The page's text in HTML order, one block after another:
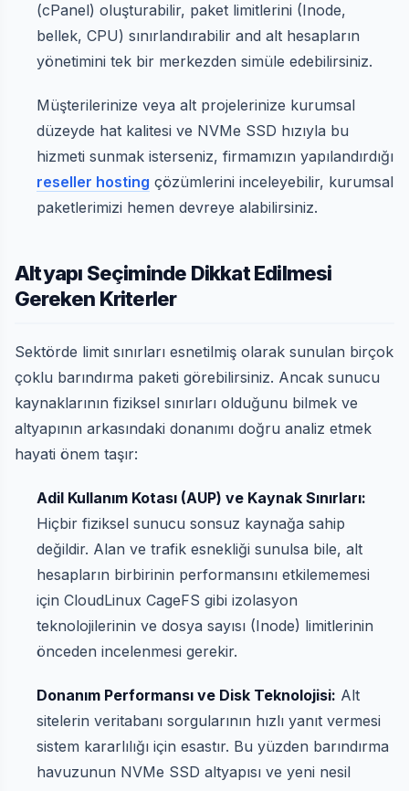
(cPanel) oluşturabilir, paket limitlerini (Inode,
bellek, CPU) sınırlandırabilir and alt hesapların
yönetimini tek bir merkezden simüle edebilirsiniz.
Müşterilerinize veya alt projelerinize kurumsal
düzeyde hat kalitesi ve NVMe SSD hızıyla bu
hizmeti sunmak isterseniz, firmamızın yapılandırdığı
reseller hosting çözümlerini inceleyebilir, kurumsal
paketlerimizi hemen devreye alabilirsiniz.
Altyapı Seçiminde Dikkat Edilmesi
Gereken Kriterler
Sektörde limit sınırları esnetilmiş olarak sunulan birçok
çoklu barındırma paketi görebilirsiniz. Ancak sunucu
kaynaklarının fiziksel sınırları olduğunu bilmek ve
altyapının arkasındaki donanımı doğru analiz etmek
hayati önem taşır:
Adil Kullanım Kotası (AUP) ve Kaynak Sınırları:
Hiçbir fiziksel sunucu sonsuz kaynağa sahip
değildir. Alan ve trafik esnekliği sunulsa bile, alt
hesapların birbirinin performansını etkilememesi
için CloudLinux CageFS gibi izolasyon
teknolojilerinin ve dosya sayısı (Inode) limitlerinin
önceden incelenmesi gerekir.
Donanım Performansı ve Disk Teknolojisi: Alt
sitelerin veritabanı sorgularının hızlı yanıt vermesi
sistem kararlılığı için esastır. Bu yüzden barındırma
havuzunun NVMe SSD altyapısı ve yeni nesil